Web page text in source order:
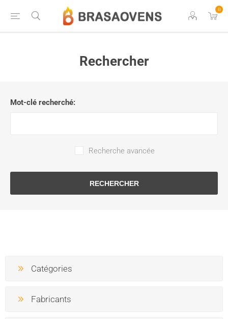
0
Rechercher
Mot-clé recherché:
Recherche avancée
Catégories
Fabricants